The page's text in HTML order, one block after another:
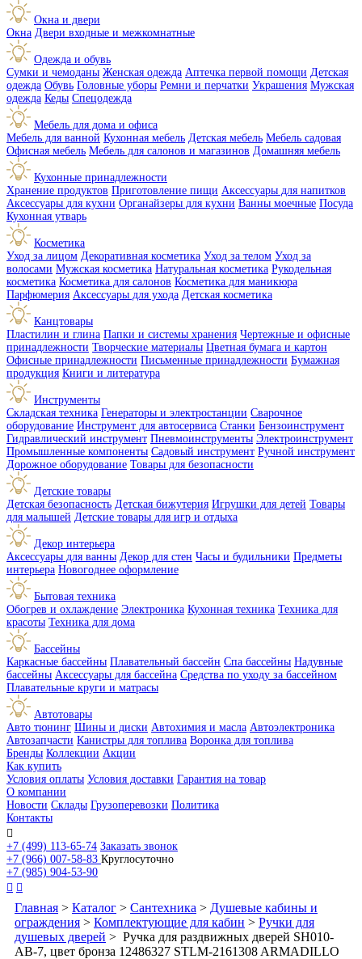
Окна и двери
Окна Двери входные и межкомнатные
Одежда и обувь
Сумки и чемоданы Женская одежда Аптечка первой помощи Детская
одежда Обувь Головные уборы Ремни и перчатки Украшения Мужская
одежда Кеды Спецодежда
Мебель для дома и офиса
Мебель для ванной Кухонная мебель Детская мебель Мебель садовая
Офисная мебель Мебель для салонов и магазинов Домашняя мебель
Кухонные принадлежности
Хранение продуктов Приготовление пищи Аксессуары для напитков
Аксессуары для кухни Органайзеры для кухни Ванны моечные Посуда
Кухонная утварь
Косметика
Уход за лицом Декоративная косметика Уход за телом Уход за
волосами Мужская косметика Натуральная косметика Рукодельная
косметика Косметика для салонов Косметика для маникюра
Парфюмерия Аксессуары для ухода Детская косметика
Канцтовары
Пластилин и глина Папки и системы хранения Чертежные и офисные
принадлежности Творческие материалы Цветная бумага и картон
Офисные принадлежности Письменные принадлежности Бумажная
продукция Книги и литература
Инструменты
Складская техника Генераторы и электростанции Сварочное
оборудование Инструмент для автосервиса Станки Бензоинструмент
Гидравлический инструмент Пневмоинструменты Электроинструмент
Промышленные компоненты Садовый инструмент Ручной инструмент
Дорожное оборудование Товары для безопасности
Детские товары
Детская безопасность Детская бижутерия Игрушки для детей Товары
для малышей Детские товары для игр и отдыха
Декор интерьера
Аксессуары для ванны Декор для стен Часы и будильники Предметы
интерьера Новогоднее оформление
Бытовая техника
Обогрев и охлаждение Электроника Кухонная техника Техника для
красоты Техника для дома
Бассейны
Каркасные бассейны Плавательный бассейн Спа бассейны Надувные
бассейны Аксессуары для бассейна Средства по уходу за бассейном
Плавательные круги и матрасы
Автотовары
Авто тюнинг Шины и диски Автохимия и масла Автоэлектроника
Автозапчасти Канистры для топлива Воронка для топлива
Бренды Коллекции Акции
Как купить
Условия оплаты Условия доставки Гарантия на товар
О компании
Новости Склады Грузоперевозки Политика
Контакты

+7 (499) 113-65-74 Заказать звонок
+7 (966) 007-58-83 Круглосуточно
+7 (985) 904-53-90
 
Главная > Каталог > Сантехника > Душевые кабины и
ограждения > Комплектующие для кабин > Ручки для
душевых дверей > Ручка для раздвижных дверей SH010-
AB-7, цвет бронза 12486327 STLM-2161308 ARMADILLO